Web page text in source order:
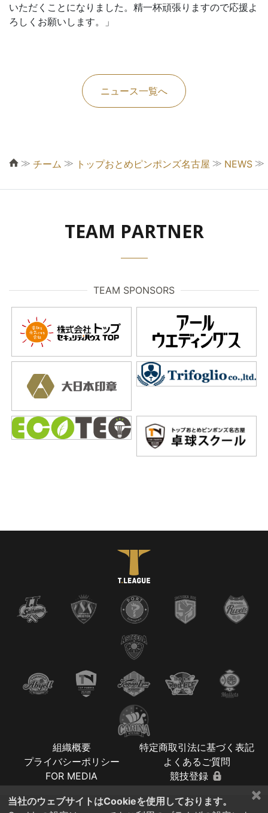
いただくことになりました。精一杯頑張りますので応援よ
ろしくお願いします。」
ニュース一覧へ
≫ チーム ≫ トップおとめピンポンズ名古屋 ≫ NEWS ≫
TEAM PARTNER
TEAM SPONSORS
組織概要
特定商取引法に基づく表記
プライバシーポリシー
よくあるご質問
FOR MEDIA
競技登録
×
当社のウェブサイトはCookieを使用しております。